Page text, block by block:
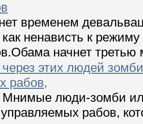
временем
ненависть к
начнет
этих людей
рабов,
Мнимые люди-зомби
рабов,